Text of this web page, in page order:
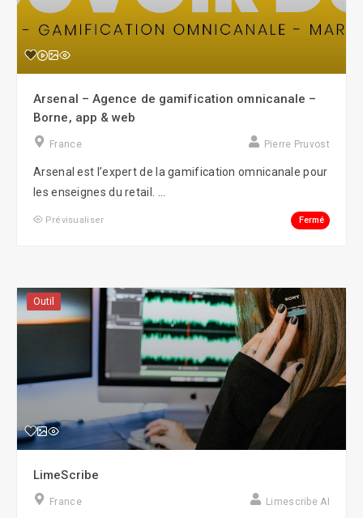
Arsenal – Agence de gamification omnicanale –
Borne, app & web
France Pierre Pruvost
Arsenal est l’expert de la gamification omnicanale pour
les enseignes du retail. ...
Prévisualiser Fermé
Outil
LimeScribe
France Limescribe AI